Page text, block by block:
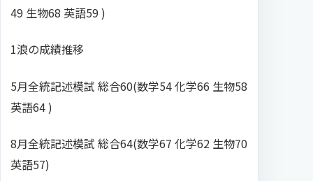
49 生物68 英語59 )
1浪の成績推移
5月全統記述模試 総合60(数学54 化学66 生物58
英語64 )
8月全統記述模試 総合64(数学67 化学62 生物70
英語57)